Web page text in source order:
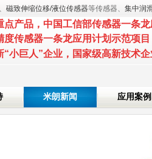
、 磁致伸缩位移/液位传感器等传感器、 集中润
点产品 ， 中国工信部传感器一条
度传感器一条龙应用计划示范项目
“小巨人”企业，国家级高
米朗新闻 应用案例